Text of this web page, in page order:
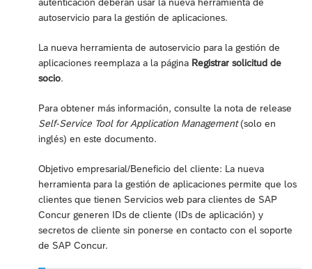
autoservicio para la gestión de aplicaciones.
La nueva herramienta de autoservicio para la gestión de
aplicaciones reemplaza a la página Registrar solicitud de
socio.
Para obtener más información, consulte la nota de release
Self-Service Tool for Application Management(solo en
inglés) en este documento.
Objetivo empresarial/Beneficio del cliente: La nueva
herramienta para la gestión de aplicaciones permite que los
clientes que tienen Servicios web para clientes de SAP
Concur generen IDs de cliente (IDs de aplicación) y
secretos de cliente sin ponerse en contacto con el soporte
de SAP Concur.